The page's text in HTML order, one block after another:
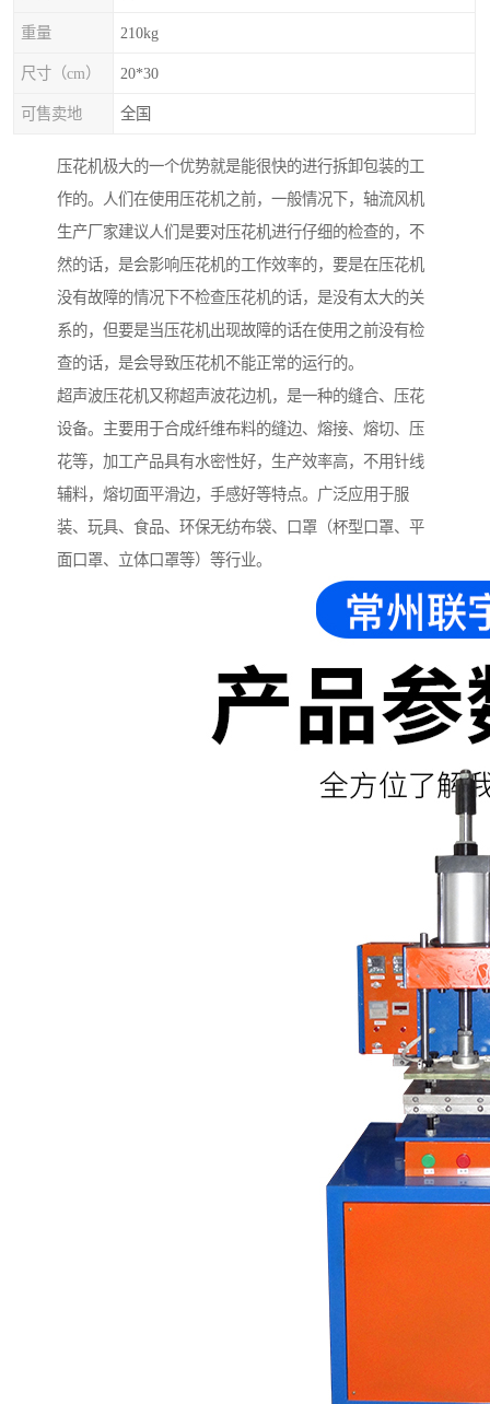
重量 210kg
尺寸（cm） 20*30
可售卖地 全国
压花机极大的一个优势就是能很快的进行拆卸包装的工
作的。人们在使用压花机之前，一般情况下，轴流风机
生产厂家建议人们是要对压花机进行仔细的检查的，不
然的话，是会影响压花机的工作效率的，要是在压花机
没有故障的情况下不检查压花机的话，是没有太大的关
系的，但要是当压花机出现故障的话在使用之前没有检
查的话，是会导致压花机不能正常的运行的。
超声波压花机又称超声波花边机，是一种的缝合、压花
设备。主要用于合成纤维布料的缝边、熔接、熔切、压
花等，加工产品具有水密性好，生产效率高，不用针线
辅料，熔切面平滑边，手感好等特点。广泛应用于服
装、玩具、食品、环保无纺布袋、口罩（杯型口罩、平
面口罩、立体口罩等）等行业。